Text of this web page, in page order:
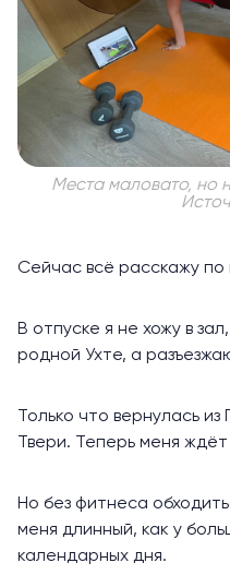
Места маловато, но
Сейчас всё расскажу по
В отпуске я не хожу в
родной Ухте, а
Только что вернулась
Твери. Теперь меня
Но без фитнеса
меня длинный, как у
календарных дня.